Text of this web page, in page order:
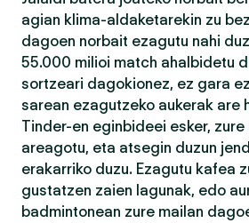
agian klima-aldaketarekin zu
dagoen norbait ezagutu nahi
55.000 milioi match ahalbidetu
sortzeari dagokionez, ez gara
sarean ezagutzeko aukerak are
Tinder-en eginbideei esker,
areagotu, eta atsegin duzun
erakarriko duzu. Ezagutu kafea
gustatzen zaien lagunak, edo
badmintonean zure mailan